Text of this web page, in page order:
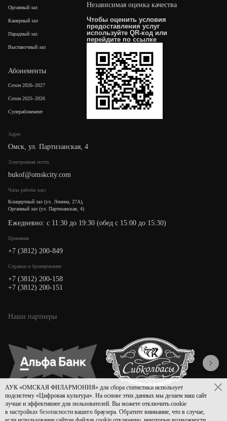
Адрес
Омск, ул. Партизанская, 4
Электронная почта
bukof@omskcity.com
Часы работы касс
Концертный зал (ул. Ленина, 27А),
Органный зал (ул. Партизанская, 4)
Ежедневно: с 11:30 до 19:30 (обед с 15:00 до 15:30)
Приемная
+7 (3812) 200-849
Cправки и бронирование
+7 (3812) 200-158
+7 (3812) 200-151
Органный зал
Камерный зал
Парадный зал
Выставочный зал
Абонементы
Сезон 2026–2027
Сезон 2025–2026
Суперабонемент
Независимая оценка качества
Чтобы оценить условия
предоставления услуг
используйте QR-код или
перейдите по ссылке
Наши партнеры
Политика конфиденциальности ДизайнAsmart
АУК «ОМСКАЯ ФИЛАРМОНИЯ» для сбора статистики использует
подсистему «Цифровая культура». На основе этих данных мы делаем наш сайт
лучше и эффективнее для пользователей. Вы можете отключить cookie
в настройках безопасности вашего браузера. Обратите внимание, что в случае,